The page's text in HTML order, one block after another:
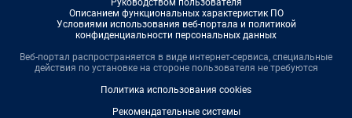
Описанием функциональных характеристик ПО
Условиями использования веб-портала и политикой
конфиденциальности персональных данных
Веб-портал распространяется в виде интернет-сервиса, специальные
действия по установке на стороне пользователя не требуются
Политика использования cookies
Рекомендательные системы